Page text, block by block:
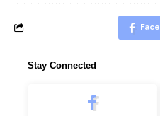
Stay Connected